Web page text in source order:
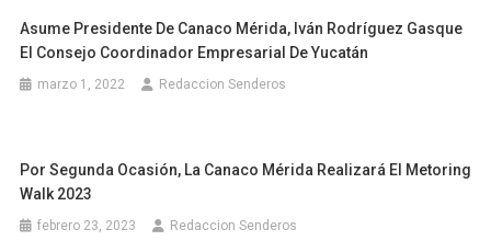
Asume Presidente De Canaco Mérida, Iván Rodríguez Gasque
El Consejo Coordinador Empresarial De Yucatán
marzo 1, 2022 Redaccion Senderos
Por Segunda Ocasión, La Canaco Mérida Realizará El Metoring
Walk 2023
febrero 23, 2023 Redaccion Senderos